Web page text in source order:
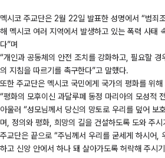
멕시코 주교단은 2월 22일 발표한 성명에서 “범죄
해 멕시코 여러 지역에서 발생하고 있는 폭력 사태
다”며
“개인과 공동체의 안전 조치를 강화하고, 필요할
의 지침을 따르기를 촉구한다”고 말했다.
또한 주교단은 멕시코 국민에게 국가의 평화를 위
“평화의 모후이신 과달루페 동정 마리아의 모성적
아울러 “성모님께서 당신의 망토로 우리를 덮어 보
며, 정의와 평화, 희망의 길을 건설하도록 도와 주
주교단은 끝으로 “주님께서 우리를 굳세게 하시어,
하고 신앙 안에서 하나 돼 살아가도록 허락해 주시